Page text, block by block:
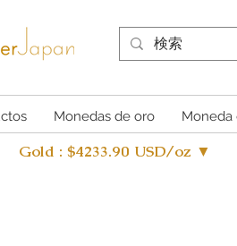
Monedas de oro Moneda
Gold : $4233.90 USD/oz ▼